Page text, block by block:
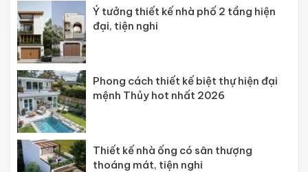
Ý tưởng thiết kế nhà phố 2 tầng hiện
đại, tiện nghi
Phong cách thiết kế biệt thự hiện đại
mệnh Thủy hot nhất 2026
Thiết kế nhà ống có sân thượng
thoáng mát, tiện nghi